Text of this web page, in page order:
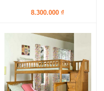
8.300.000 ₫